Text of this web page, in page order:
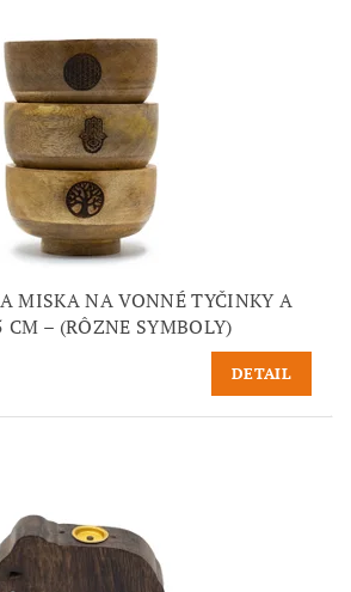
MISKA NA VONNÉ TYČINKY A
– (RÔZNE SYMBOLY)
DETAIL